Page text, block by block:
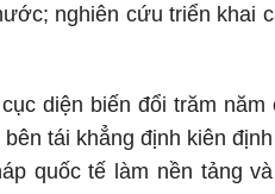
nghiên cứu triển khai
diện biến đổi trăm
tái khẳng định kiên
quốc tế làm nền tảng